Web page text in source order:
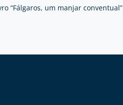
“Fálgaros, um manjar conventual”